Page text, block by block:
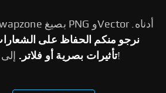
اعثر على شعارات Swapzone بصيغ PNG وVector أدناه.
نرجو منكم الحفاظ على
تأثيرات بصرية أو فلاتر.إلى جانب ذلك، استمتعوا!